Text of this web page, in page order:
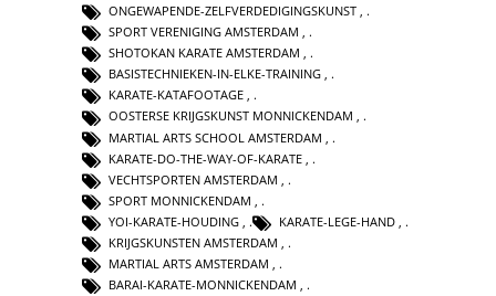
ONGEWAPENDE-ZELFVERDEDIGINGSKUNST ,
SPORT VERENIGING AMSTERDAM ,
SHOTOKAN KARATE AMSTERDAM ,
BASISTECHNIEKEN-IN-ELKE-TRAINING ,
KARATE-KATAFOOTAGE ,
OOSTERSE KRIJGSKUNST MONNICKENDAM ,
MARTIAL ARTS SCHOOL AMSTERDAM
KARATE-DO-THE-WAY-OF-KARATE
VECHTSPORTEN AMSTERDAM
SPORT MONNICKENDAM
YOI-KARATE-HOUDING
KARATE-LEGE-HAND
KRIJGSKUNSTEN AMSTERDAM
MARTIAL ARTS AMSTERDAM
BARAI-KARATE-MONNICKENDAM